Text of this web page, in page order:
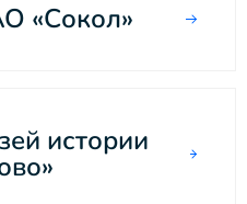
«Сокол»
истории